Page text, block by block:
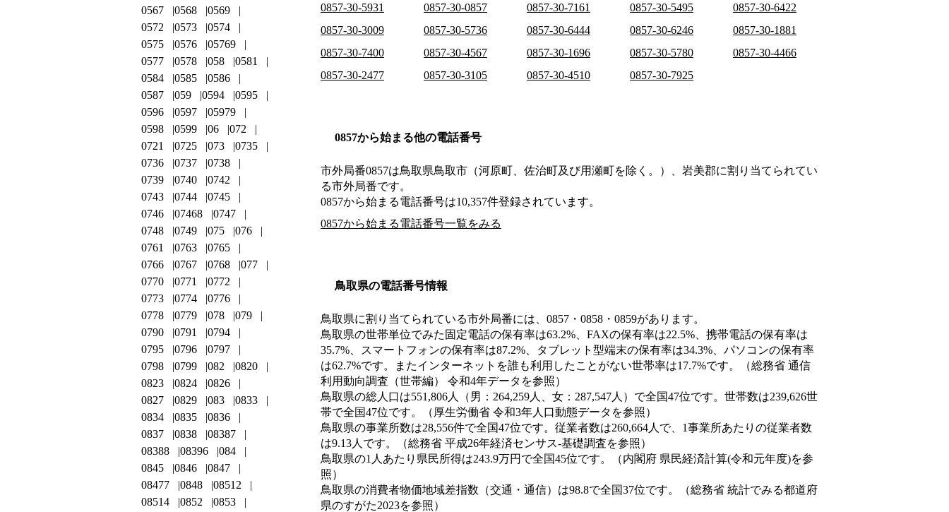
0857-30-5931
0857-30-0857 0857-30-7161 0857-30-5495
0857-30-6422
0857-30-3009
0857-30-5736 0857-30-6444 0857-30-6246
0857-30-1881
0857-30-7400
0857-30-4567 0857-30-1696 0857-30-5780
0857-30-4466
0857-30-2477
0857-30-3105 0857-30-4510 0857-30-7925
0857から始まる他の電話番号
市外局番0857は鳥取県鳥取市（河原町、佐治町及び用瀬町を除く。）、岩美郡に割り当てられてい
る市外局番です。
0857から始まる電話番号は10,357件登録されています。
0857から始まる電話番号一覧をみる
鳥取県の電話番号情報
鳥取県に割り当てられている市外局番には、0857・0858・0859があります。
鳥取県の世帯単位でみた固定電話の保有率は63.2%、FAXの保有率は22.5%、携帯電話の保有率は
35.7%、スマートフォンの保有率は87.2%、タブレット型端末の保有率は34.3%、パソコンの保有率
は62.7%です。またインターネットを誰も利用したことがない世帯率は17.7%です。（総務省 通信
利用動向調査（世帯編） 令和4年データを参照）
鳥取県の総人口は551,806人（男：264,259人、女：287,547人）で全国47位です。世帯数は239,626世
帯で全国47位です。（厚生労働省 令和3年人口動態データを参照）
鳥取県の事業所数は28,556件で全国47位です。従業者数は260,664人で、1事業所あたりの従業者数
は9.13人です。（総務省 平成26年経済センサス‐基礎調査を参照）
鳥取県の1人あたり県民所得は243.9万円で全国45位です。（内閣府 県民経済計算(令和元年度)を参
照）
鳥取県の消費者物価地域差指数（交通・通信）は98.8で全国37位です。（総務省 統計でみる都道府
県のすがた2023を参照）
0567
0568
0569
0572
0573
0574
0575
0576
05769
0577
0578 058
0581
0584
0585
0586
0587
059 0594
0595
0596
0597
05979
0598
0599 06
072
0721
0725 073
0735
0736
0737
0738
0739
0740
0742
0743
0744
0745
0746
07468
0747
0748
0749 075
076
0761
0763
0765
0766
0767 0768
077
0770
0771
0772
0773
0774
0776
0778
0779 078
079
0790
0791
0794
0795
0796
0797
0798
0799 082
0820
0823
0824
0826
0827
0829 083
0833
0834
0835
0836
0837
0838
08387
08388
08396
084
0845
0846
0847
08477
0848
08512
08514
0852
0853